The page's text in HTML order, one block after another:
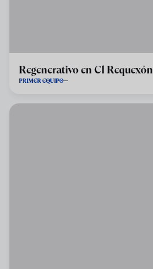
Regenerativo en El Requexón
PRIMER EQUIPO